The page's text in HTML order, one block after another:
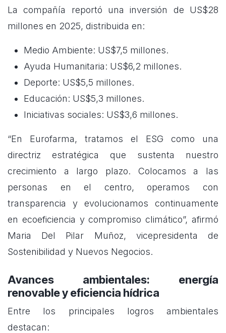
La compañía reportó una inversión de US$28
millones en 2025, distribuida en:
Medio Ambiente: US$7,5 millones.
Ayuda Humanitaria: US$6,2 millones.
Deporte: US$5,5 millones.
Educación: US$5,3 millones.
Iniciativas sociales: US$3,6 millones.
“En Eurofarma, tratamos el ESG como una
directriz estratégica que sustenta nuestro
crecimiento a largo plazo. Colocamos a las
personas en el centro, operamos con
transparencia y evolucionamos continuamente
en ecoeficiencia y compromiso climático”, afirmó
Maria Del Pilar Muñoz, vicepresidenta de
Sostenibilidad y Nuevos Negocios.
Avances ambientales: energía
renovable y eficiencia hídrica
Entre los principales logros ambientales
destacan: